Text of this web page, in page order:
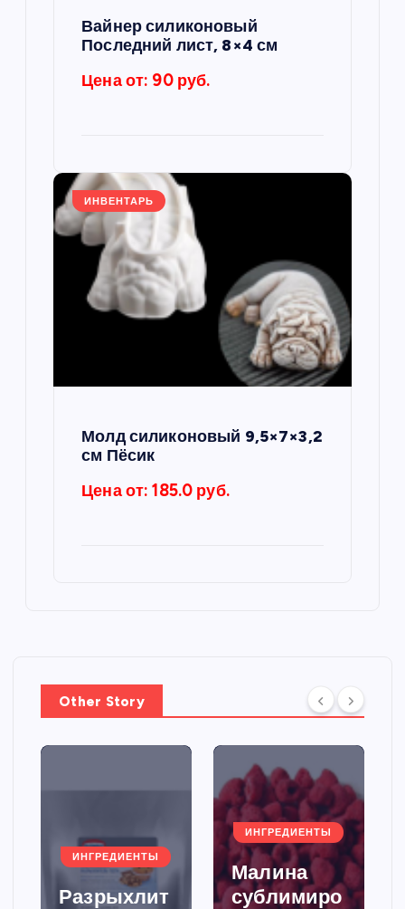
Вайнер силиконовый
Последний лист, 8×4 см
Цена от: 90 руб.
ИНВЕНТАРЬ
Молд силиконовый 9,5×7×3,2
см Пёсик
Цена от: 185.0 руб.
Other Story
ИНГРЕДИЕНТЫ
Разрыхлит
ИНГРЕДИЕНТЫ
Малина
сублимиро